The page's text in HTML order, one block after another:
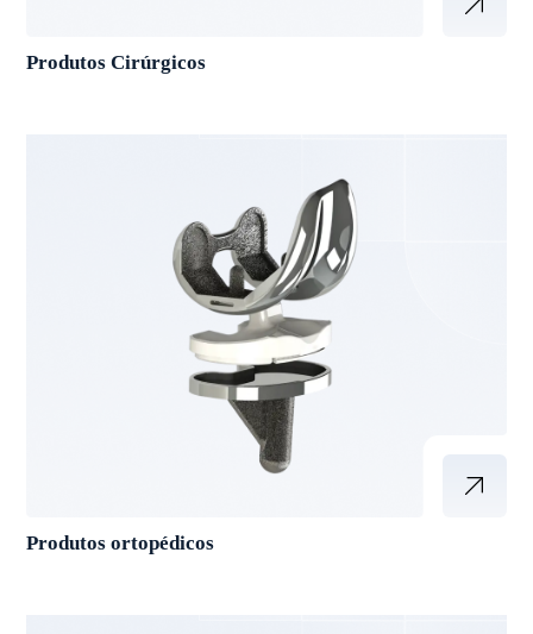
Produtos Cirúrgicos
Produtos ortopédicos